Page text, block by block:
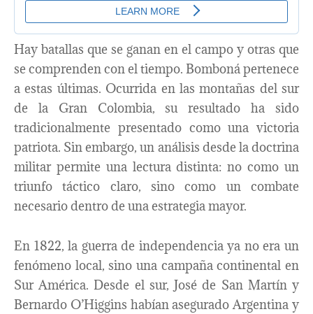
Hay batallas que se ganan en el campo y otras que
se comprenden con el tiempo. Bomboná pertenece
a estas últimas. Ocurrida en las montañas del sur
de la Gran Colombia, su resultado ha sido
tradicionalmente presentado como una victoria
patriota. Sin embargo, un análisis desde la doctrina
militar permite una lectura distinta: no como un
triunfo táctico claro, sino como un combate
necesario dentro de una estrategia mayor.
En 1822, la guerra de independencia ya no era un
fenómeno local, sino una campaña continental en
Sur América. Desde el sur, José de San Martín y
Bernardo O’Higgins habían asegurado Argentina y